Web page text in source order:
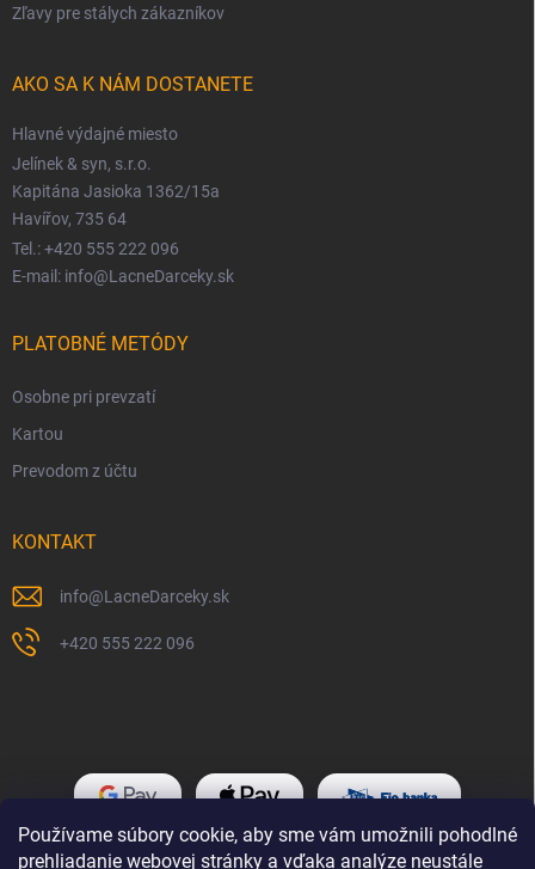
Používame súbory cookie, aby sme vám umožnili pohodlné
prehliadanie webovej stránky a vďaka analýze neustále
Zľavy pre stálych zákazníkov
AKO SA K NÁM DOSTANETE
Hlavné výdajné miesto
Jelínek & syn, s.r.o.
Kapitána Jasioka 1362/15a
Havířov, 735 64
Tel.: +420 555 222 096
E-mail: info@LacneDarceky.sk
PLATOBNÉ METÓDY
Osobne pri prevzatí
Kartou
Prevodom z účtu
KONTAKT
info@LacneDarceky.sk
+420 555 222 096